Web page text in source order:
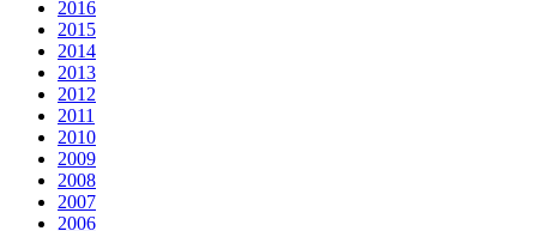
2019
2018
2017
2016
2015
2014
2013
2012
2011
2010